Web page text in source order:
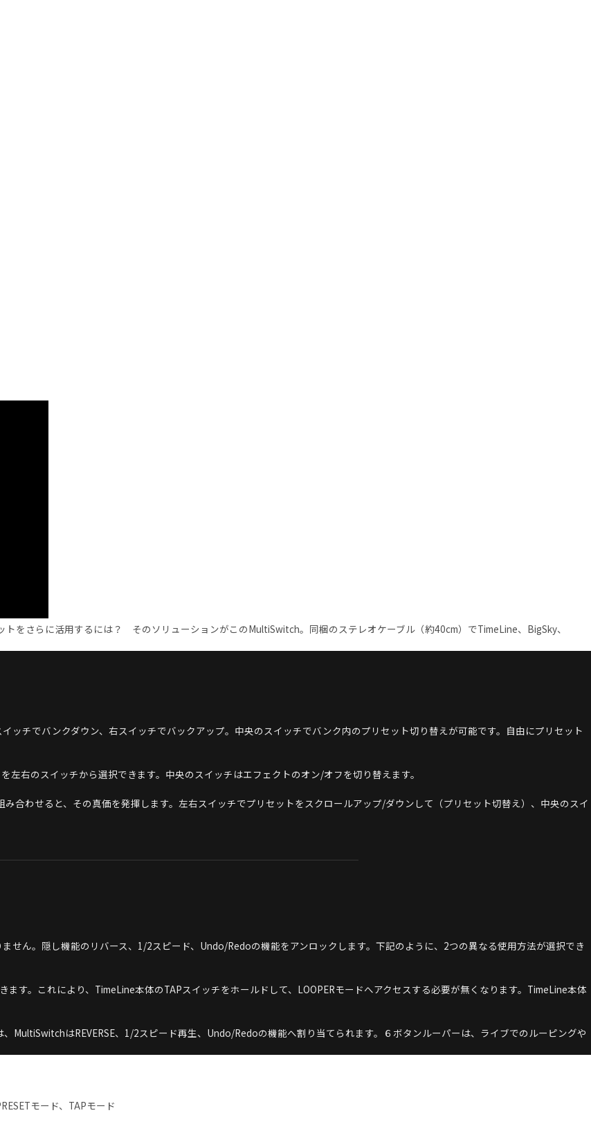
をさらに活用するには？ そのソリューションがこのMultiSwitch。同梱のステレオケーブル（約40cm）でTimeLine、BigSky、
チでバンクダウン、右スイッチでバックアップ。中央のスイッチでバンク内のプリセット切り替えが可能です。自由にプリセット
右のスイッチから選択できます。中央のスイッチはエフェクトのオン/オフを切り替えます。
合わせると、その真価を発揮します。左右スイッチでプリセットをスクロールアップ/ダウンして（プリセット切替え）、中央のスイ
せん。隠し機能のリバース、1/2スピード、Undo/Redoの機能をアンロックします。下記のように、2つの異なる使用方法が選択でき
す。これにより、TimeLine本体のTAPスイッチをホールドして、LOOPERモードへアクセスする必要が無くなります。TimeLine本体
MultiSwitchはREVERSE、1/2スピード再生、Undo/Redoの機能へ割り当てられます。６ボタンルーパーは、ライブでのルーピングや
モード、TAPモード